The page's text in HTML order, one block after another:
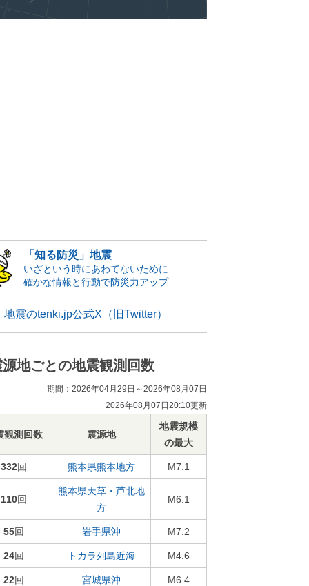
「知る防災」地震
いざという時にあわてないために
確かな情報と行動で防災力アップ
地震のtenki.jp公式X（旧Twitter）
源地ごとの地震観測回数
期間：2026年04月29日～2026年08月07日
2026年08月07日20:10更新
観測回数 震源地
地震規模
の最大
332回 熊本県熊本地方 M7.1
110回
熊本県天草・芦北地
方
M6.1
55回 岩手県沖 M7.2
24回 トカラ列島近海 M4.6
22回 宮城県沖 M6.4